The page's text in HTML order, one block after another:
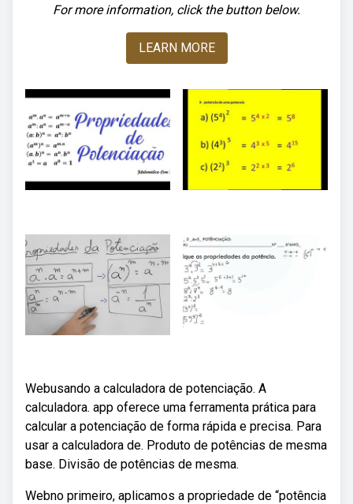
For more information, click the button below.
LEARN MORE
Webusando a calculadora de potenciação. A
calculadora. app oferece uma ferramenta prática para
calcular a potenciação de forma rápida e precisa. Para
usar a calculadora de. Produto de potências de mesma
base. Divisão de potências de mesma.
Webno primeiro, aplicamos a propriedade de “potência